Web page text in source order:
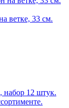
ветке, 33 см.
набор 12 штук.